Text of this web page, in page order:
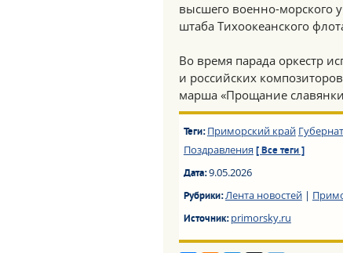
высшего военно-морского
штаба Тихоокеанского
Во время парада оркестр
и российских
марша «Прощание
Теги: Приморский край
Поздравления [ Все теги ]
Дата:9.05.2026
Рубрики:Лента новостей|
Источник:primorsky.ru